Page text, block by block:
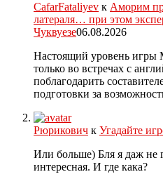
CafarFataliyev к Аморим
латераля… при этом
Чуквуезе06.08.2026
Настоящий уровень игры
только во встречах с
поблагодарить
подготовки за
Рюрикович к Угадайте
Или больше) Бля я даж не
интересная. И где кака?